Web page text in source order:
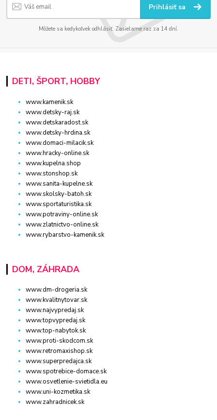
Prihlásiť sa
Môžete sa kedykoľvek odhlásiť. Zasielame raz za 14 dní.
DETI, ŠPORT, HOBBY
www.kamenik.sk
www.detsky-raj.sk
www.detskaradost.sk
www.detsky-hrdina.sk
www.domaci-milacik.sk
www.hracky-online.sk
www.kupelna.shop
www.stonshop.sk
www.sanita-kupelne.sk
www.skolsky-batoh.sk
www.sportaturistika.sk
www.potraviny-online.sk
www.zlatnictvo-online.sk
www.rybarstvo-kamenik.sk
DOM, ZÁHRADA
www.dm-drogeria.sk
www.kvalitnytovar.sk
www.najvypredaj.sk
www.topvypredaj.sk
www.top-nabytok.sk
www.proti-skodcom.sk
www.retromaxishop.sk
www.superpredajca.sk
www.spotrebice-domace.sk
www.osvetlenie-svietidla.eu
www.uni-kozmetika.sk
www.zahradnicek.sk